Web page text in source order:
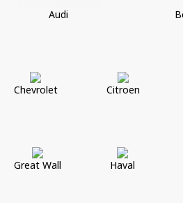
Audi
Chevrolet Citroen
Great Wall Haval